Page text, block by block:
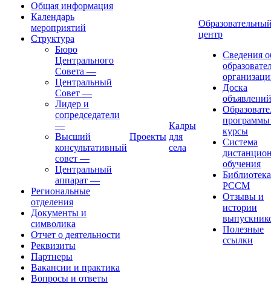
Общая информация
Календарь
мероприятий
Структура
Бюро
Центрального
Совета —
Центральный
Совет —
Лидер и
сопредседатели
—
Высший
консультативный
совет —
Центральный
аппарат —
Региональные
отделения
Документы и
символика
Отчет о деятельности
Реквизиты
Партнеры
Вакансии и практика
Вопросы и ответы
Проекты
Кадры
для
села
центр
Сведения
Доска
объявлений
курсы
Система
обучения
Библиотека
РССМ
Отзывы и
истории
Полезные
ссылки